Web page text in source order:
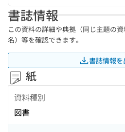
書誌情報
この資料の詳細や典拠（同じ主題の
名）等を確認できます。
書誌情報を
紙
資料種別
図書